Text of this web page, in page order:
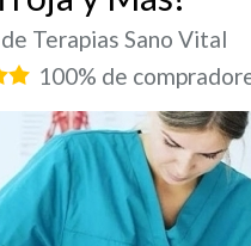
Terapias Sano Vital
100% de